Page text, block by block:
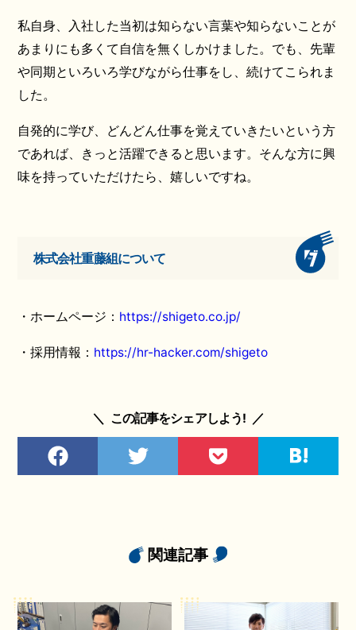
私自身、入社した当初は知らない言葉や知らないことが
あまりにも多くて自信を無くしかけました。でも、先輩
や同期といろいろ学びながら仕事をし、続けてこられま
した。
自発的に学び、どんどん仕事を覚えていきたいという方
であれば、きっと活躍できると思います。そんな方に興
味を持っていただけたら、嬉しいですね。
株式会社重藤組について
・ホームページ： https://shigeto.co.jp/
・採用情報： https://hr-hacker.com/shigeto
＼ この記事をシェアしよう! ／
関連記事